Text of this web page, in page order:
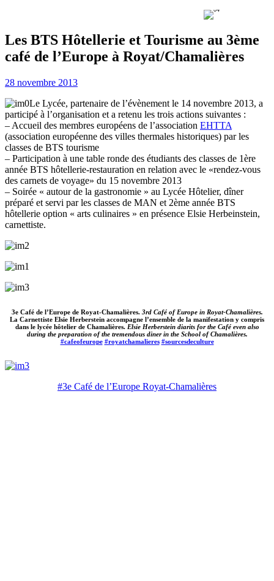
Les BTS Hôtellerie et Tourisme au 3ème
café de l’Europe à Royat/Chamalières
28 novembre 2013
Le Lycée, partenaire de l’évènement le 14 novembre 2013, a
participé à l’organisation et a retenu les trois actions suivantes :
– Accueil des membres européens de l’association EHTTA
(association européenne des villes thermales historiques) par les
classes de BTS tourisme
– Participation à une table ronde des étudiants des classes de 1ère
année BTS hôtellerie-restauration en relation avec le «rendez-vous
des carnets de voyage» du 15 novembre 2013
– Soirée « autour de la gastronomie » au Lycée Hôtelier, dîner
préparé et servi par les classes de MAN et 2ème année BTS
hôtellerie option « arts culinaires » en présence Elsie Herbeinstein,
carnettiste.
3e Café de l’Europe de Royat-Chamalières. 3rd Café of Europe in Royat-Chamalières.
La Carnettiste Elsie Herberstein accompagne l’ensemble de la manifestation y compris
dans le lycée hôtelier de Chamalières. Elsie Herberstein diarits for the Café even also
during the preparation of the tremendous diner in the School of Chamalières.
#cafeofeurope #royatchamalieres #sourcesdeculture
#3e Café de l’Europe Royat-Chamalières